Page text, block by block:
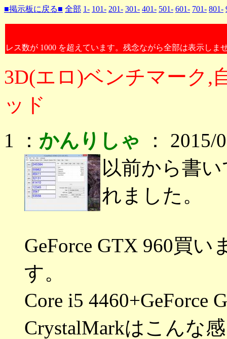
■掲示板に戻る■ 全部 1- 101- 201- 301- 401- 501- 601- 701- 801-
レス数が 1000 を超えています。残念ながら全部は表示しま
3D(エロ)ベンチマーク,
ッド
1 ： かんりしゃ ： 2015/
以前から書
れました。
GeForce GTX 960買
す。
Core i5 4460+GeForce
CrystalMarkはこんな